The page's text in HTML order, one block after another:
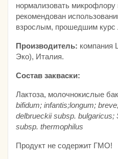
нормализовать
рекомендован
взрослым, прошедшим курс
Производитель: компания
Эко), Италия.
Состав закваски:
Лактоза, молочнокислые
bifidum; infantis;longum;
delbrueckii subsp.
subsp. thermophilus
Продукт не содержит ГМО!